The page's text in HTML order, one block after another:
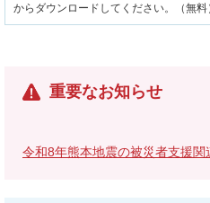
からダウンロードしてください。（無料
重要なお知らせ
令和8年熊本地震の被災者支援